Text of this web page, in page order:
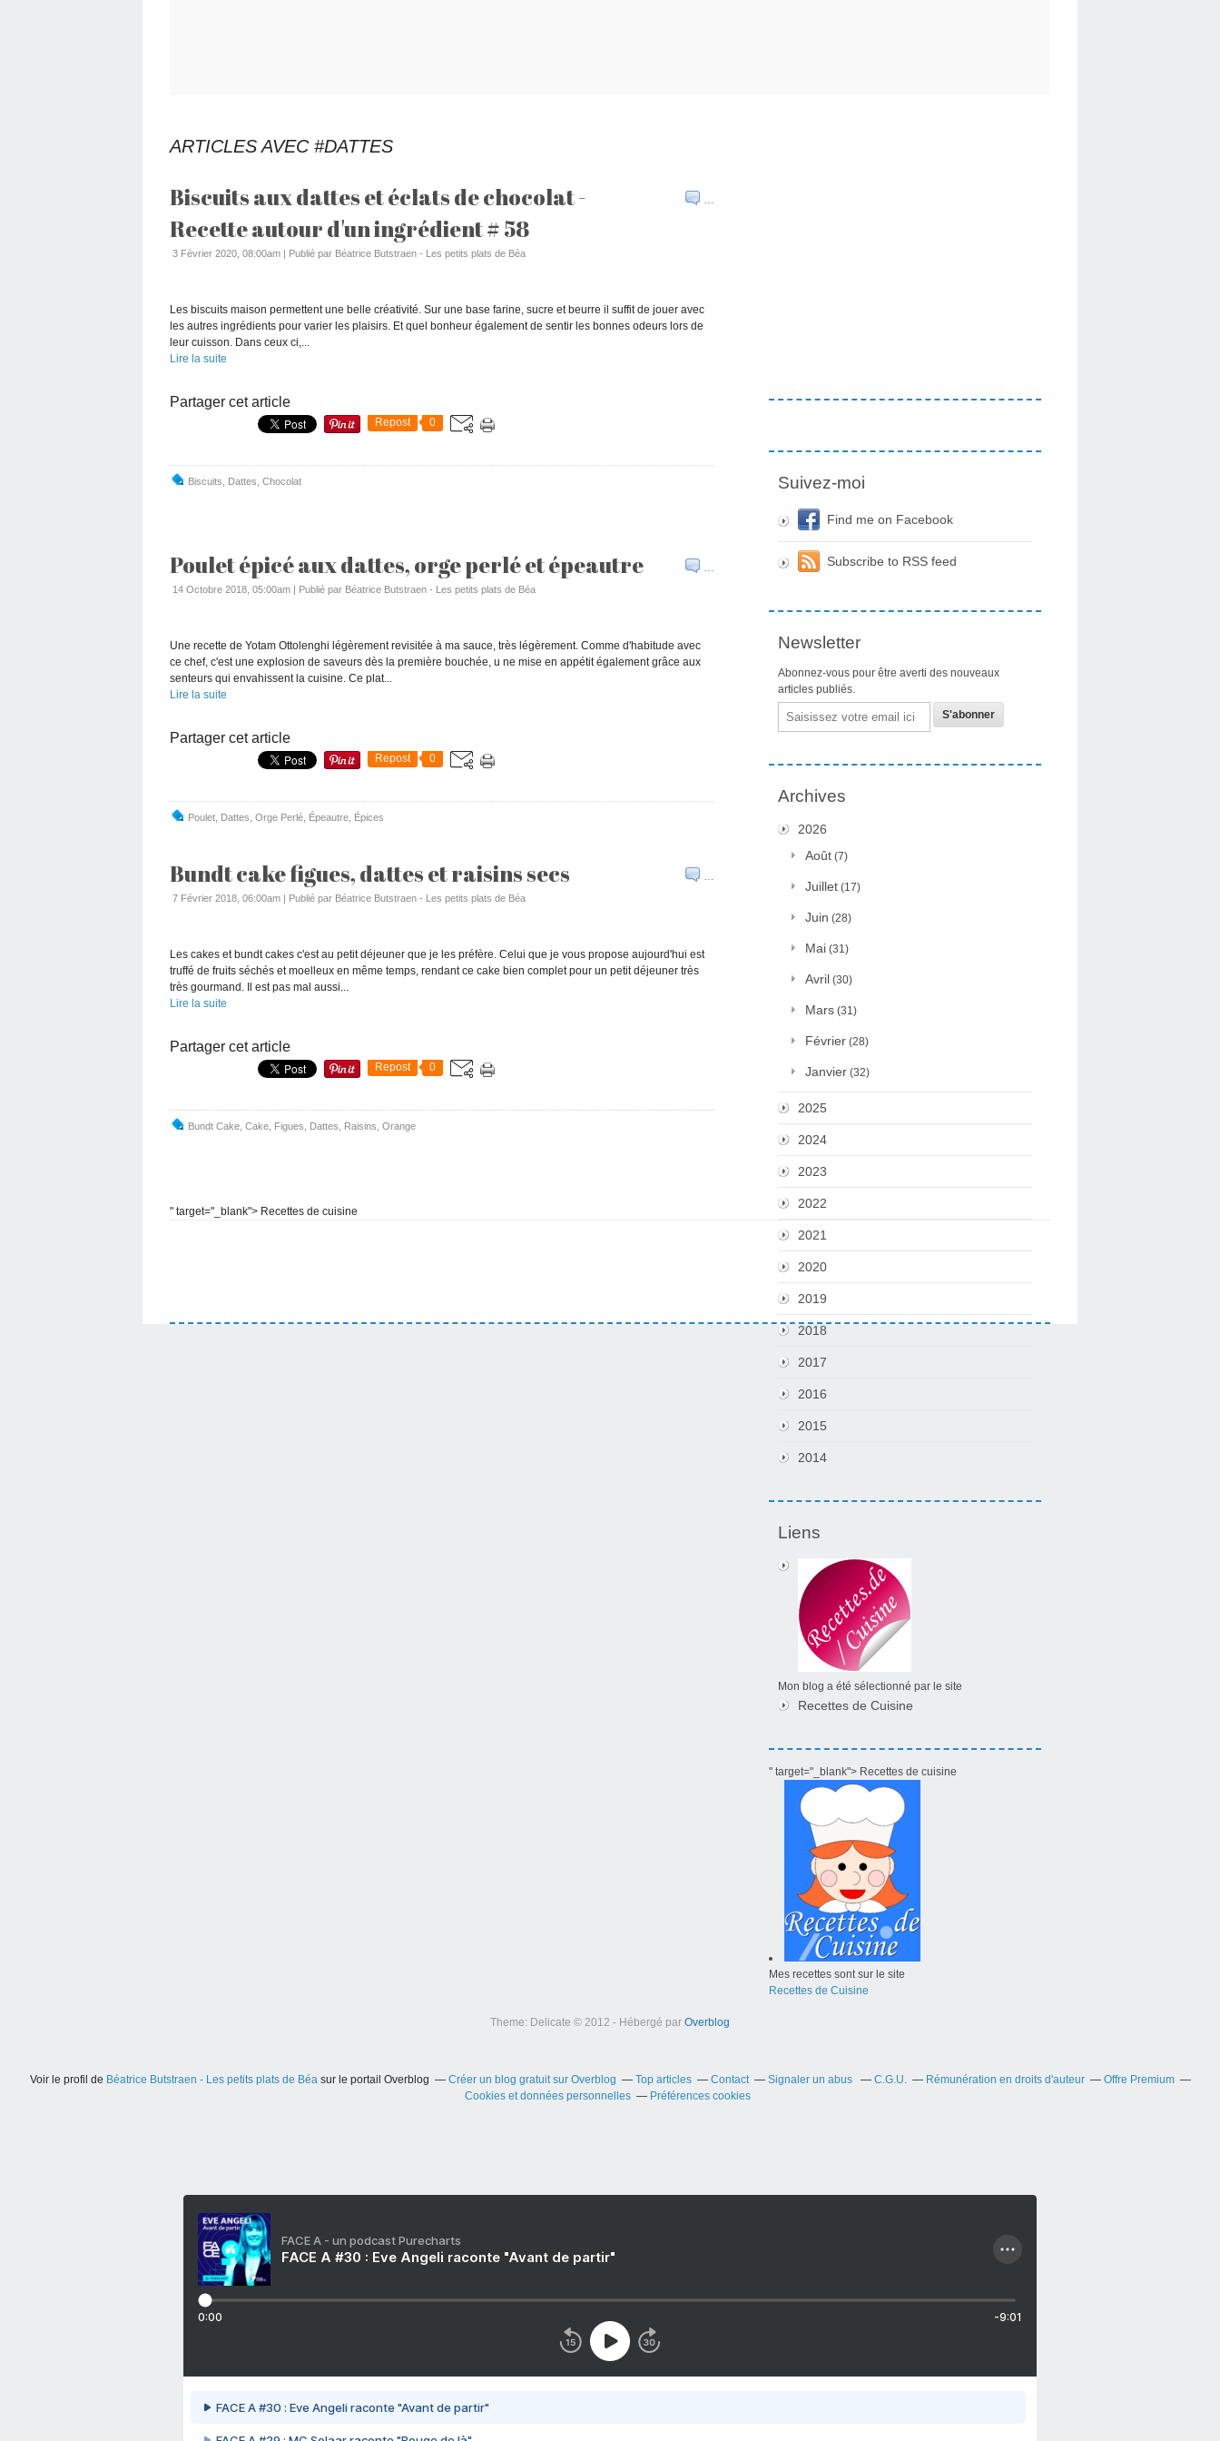
ARTICLES AVEC #DATTES
…
Biscuits aux dattes et éclats de chocolat -
Recette autour d'un ingrédient # 58
3 Février 2020, 08:00am | Publié par Béatrice Butstraen - Les petits plats de Béa
Les biscuits maison permettent une belle créativité. Sur une base farine, sucre et beurre il suffit de jouer avec
les autres ingrédients pour varier les plaisirs. Et quel bonheur également de sentir les bonnes odeurs lors de
leur cuisson. Dans ceux ci,...
Lire la suite
Partager cet article
Repost 0
Biscuits Dattes Chocolat
…
Poulet épicé aux dattes, orge perlé et épeautre
14 Octobre 2018, 05:00am | Publié par Béatrice Butstraen - Les petits plats de Béa
Une recette de Yotam Ottolenghi légèrement revisitée à ma sauce, très légèrement. Comme d'habitude avec
ce chef, c'est une explosion de saveurs dès la première bouchée, u ne mise en appétit également grâce aux
senteurs qui envahissent la cuisine. Ce plat...
Lire la suite
Partager cet article
Repost 0
Poulet Dattes Orge Perlé Épeautre Épices
…
Bundt cake figues, dattes et raisins secs
7 Février 2018, 06:00am | Publié par Béatrice Butstraen - Les petits plats de Béa
Les cakes et bundt cakes c'est au petit déjeuner que je les préfère. Celui que je vous propose aujourd'hui est
truffé de fruits séchés et moelleux en même temps, rendant ce cake bien complet pour un petit déjeuner très
très gourmand. Il est pas mal aussi...
Lire la suite
Partager cet article
Repost 0
Bundt Cake Cake Figues Dattes Raisins Orange
Suivez-moi
Find me on Facebook
Subscribe to RSS feed
Newsletter
Abonnez-vous pour être averti des nouveaux
articles publiés.
Email
Archives
2026
Août (7)
Juillet (17)
Juin (28)
Mai (31)
Avril (30)
Mars (31)
Février (28)
Janvier (32)
2025
2024
2023
2022
2021
2020
2019
2018
2017
2016
2015
2014
Liens
Mon blog a été sélectionné par le site
Recettes de Cuisine
" target="_blank"> Recettes de cuisine
Mes recettes sont sur le site
Recettes de Cuisine
" target="_blank"> Recettes de cuisine
Theme: Delicate © 2012 - Hébergé par Overblog
Voir le profil de Béatrice Butstraen - Les petits plats de Béasur le portail Overblog Créer un blog gratuit sur Overblog Top articles Contact Signaler un abus C.G.U. Rémunération en droits d'auteur
Offre Premium
Cookies et données personnelles
Préférences cookies
FACE A - un podcast Purecharts
FACE A #30 : Eve Angeli raconte "Avant de partir"
0:00 -9:01
FACE A #30 : Eve Angeli raconte "Avant de partir"